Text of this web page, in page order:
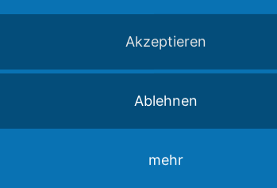
ehrt, die mit
Persönlichkeiten agieren
Bei der
Anerkennung zu erhalten, die
in meinem Wahlkreis
in Land und Bund aktiv.
Akzeptieren
Ablehnen
mehr